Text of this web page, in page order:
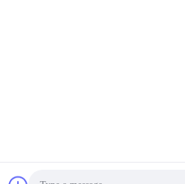
2016-2026 DONGGUAN LIHONG